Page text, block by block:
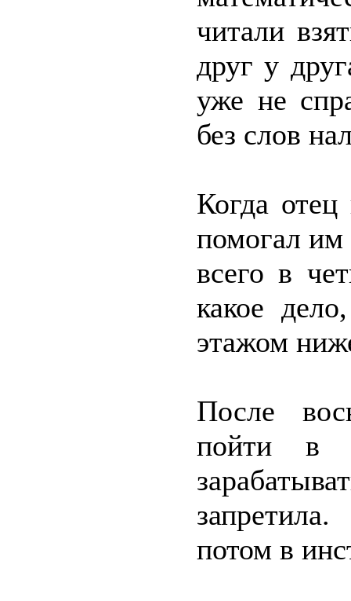
читали
друг у
уже не
без слов
Когда
помогал им
всего в
какое
этажом
После
пойти в
потом в